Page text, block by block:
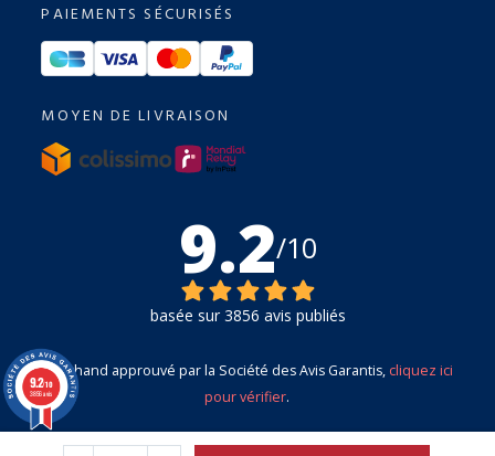
PAIEMENTS SÉCURISÉS
MOYEN DE LIVRAISON
9.2/10
basée sur 3856 avis publiés
Marchand approuvé par la Société des Avis Garantis, cliquez ici
pour vérifier.
9.2/10
3856 avis